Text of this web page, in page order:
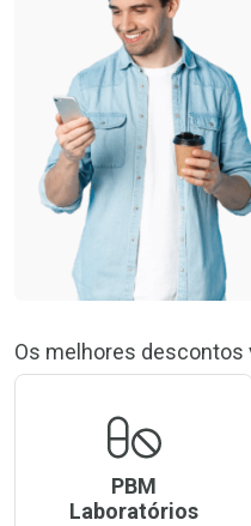
Os melhores descontos
PBM
Laboratórios